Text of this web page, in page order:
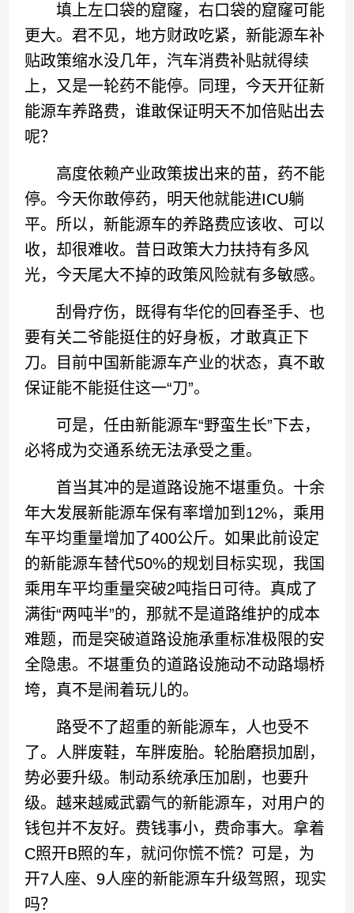
填上左口袋的窟窿，右口袋的窟窿可能
更大。君不见，地方财政吃紧，新能源车补
贴政策缩水没几年，汽车消费补贴就得续
上，又是一轮药不能停。同理，今天开征新
能源车养路费，谁敢保证明天不加倍贴出去
呢？
高度依赖产业政策拔出来的苗，药不能
停。今天你敢停药，明天他就能进ICU躺
平。所以，新能源车的养路费应该收、可以
收，却很难收。昔日政策大力扶持有多风
光，今天尾大不掉的政策风险就有多敏感。
刮骨疗伤，既得有华佗的回春圣手、也
要有关二爷能挺住的好身板，才敢真正下
刀。目前中国新能源车产业的状态，真不敢
保证能不能挺住这一“刀”。
可是，任由新能源车“野蛮生长”下去，
必将成为交通系统无法承受之重。
首当其冲的是道路设施不堪重负。十余
年大发展新能源车保有率增加到12%，乘用
车平均重量增加了400公斤。如果此前设定
的新能源车替代50%的规划目标实现，我国
乘用车平均重量突破2吨指日可待。真成了
满街“两吨半”的，那就不是道路维护的成本
难题，而是突破道路设施承重标准极限的安
全隐患。不堪重负的道路设施动不动路塌桥
垮，真不是闹着玩儿的。
路受不了超重的新能源车，人也受不
了。人胖废鞋，车胖废胎。轮胎磨损加剧，
势必要升级。制动系统承压加剧，也要升
级。越来越威武霸气的新能源车，对用户的
钱包并不友好。费钱事小，费命事大。拿着
C照开B照的车，就问你慌不慌？可是，为
开7人座、9人座的新能源车升级驾照，现实
吗？